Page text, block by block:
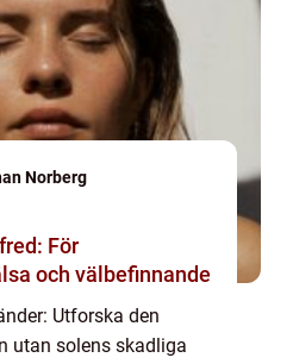
Norberg
För
och välbefinnande
Utforska den
utan solens skadliga